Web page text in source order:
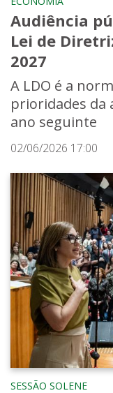
Audiência
Lei de
2027
A LDO é a
prioridades da
ano seguinte
02/06/2026 17:00
SESSÃO SOLENE